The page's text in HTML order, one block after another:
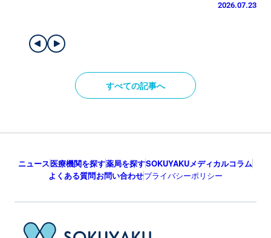
2026.07.23
すべての記事へ
ニュース医療機関を探す薬局を探すSOKUYAKUメディカルコラム
よくある質問お問い合わせプライバシーポリシー